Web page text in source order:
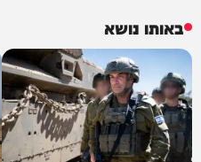
באותו נושא